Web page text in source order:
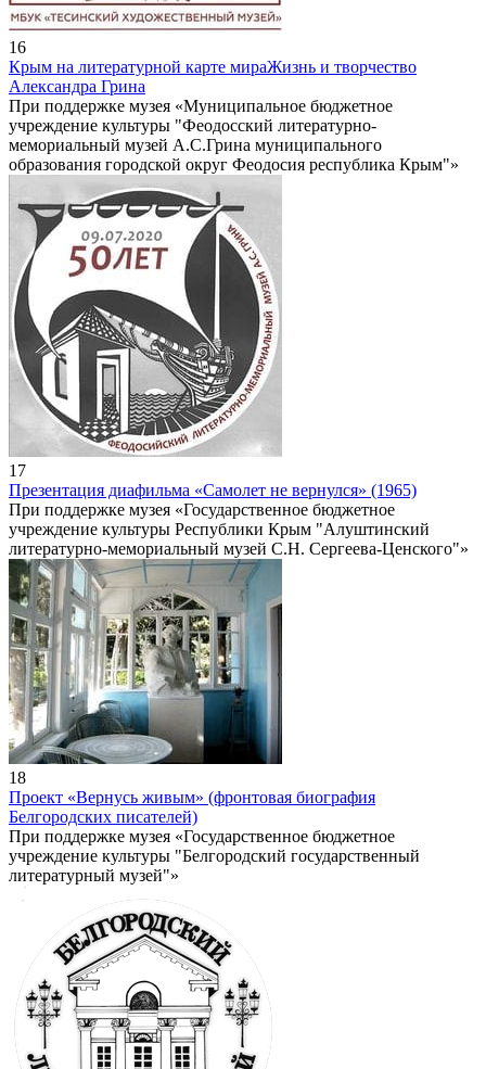
16
Крым на литературной карте мираЖизнь и творчество
Александра Грина
При поддержке музея «Муниципальное бюджетное
учреждение культуры "Феодосский литературно-
мемориальный музей А.С.Грина муниципального
образования городской округ Феодосия республика Крым"»
17
Презентация диафильма «Самолет не вернулся» (1965)
При поддержке музея «Государственное бюджетное
учреждение культуры Республики Крым "Алуштинский
литературно-мемориальный музей С.Н. Сергеева-Ценского"»
18
Проект «Вернусь живым» (фронтовая биография
Белгородских писателей)
При поддержке музея «Государственное бюджетное
учреждение культуры "Белгородский государственный
литературный музей"»